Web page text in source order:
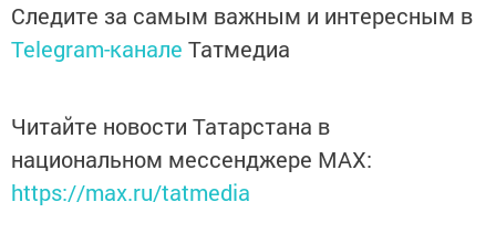
Следите за самым важным и интересным в
Telegram-канале Татмедиа
Читайте новости Татарстана в
национальном мессенджере MАХ:
https://max.ru/tatmedia